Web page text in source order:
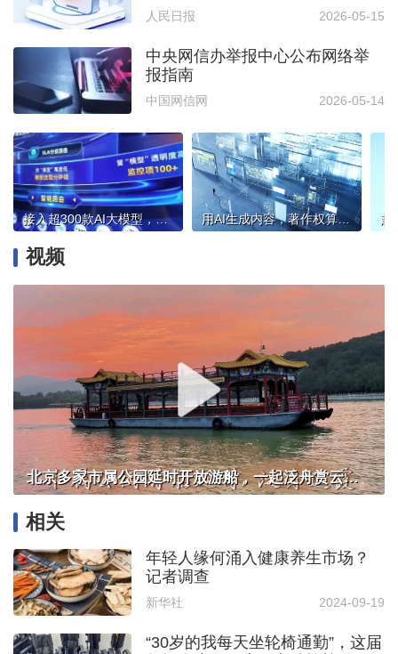
人民日报 2026-05-15
中央网信办举报中心公布网络举
报指南
中国网信网 2026-05-14
接入超300款AI大模型，国内最大大模型服务平台正式上线 用AI生成内容，著作权算谁的？
视频
北京多家市属公园延时开放游船，一起泛舟赏云霞！
相关
年轻人缘何涌入健康养生市场？
记者调查
新华社 2024-09-19
“30岁的我每天坐轮椅通勤”，这届